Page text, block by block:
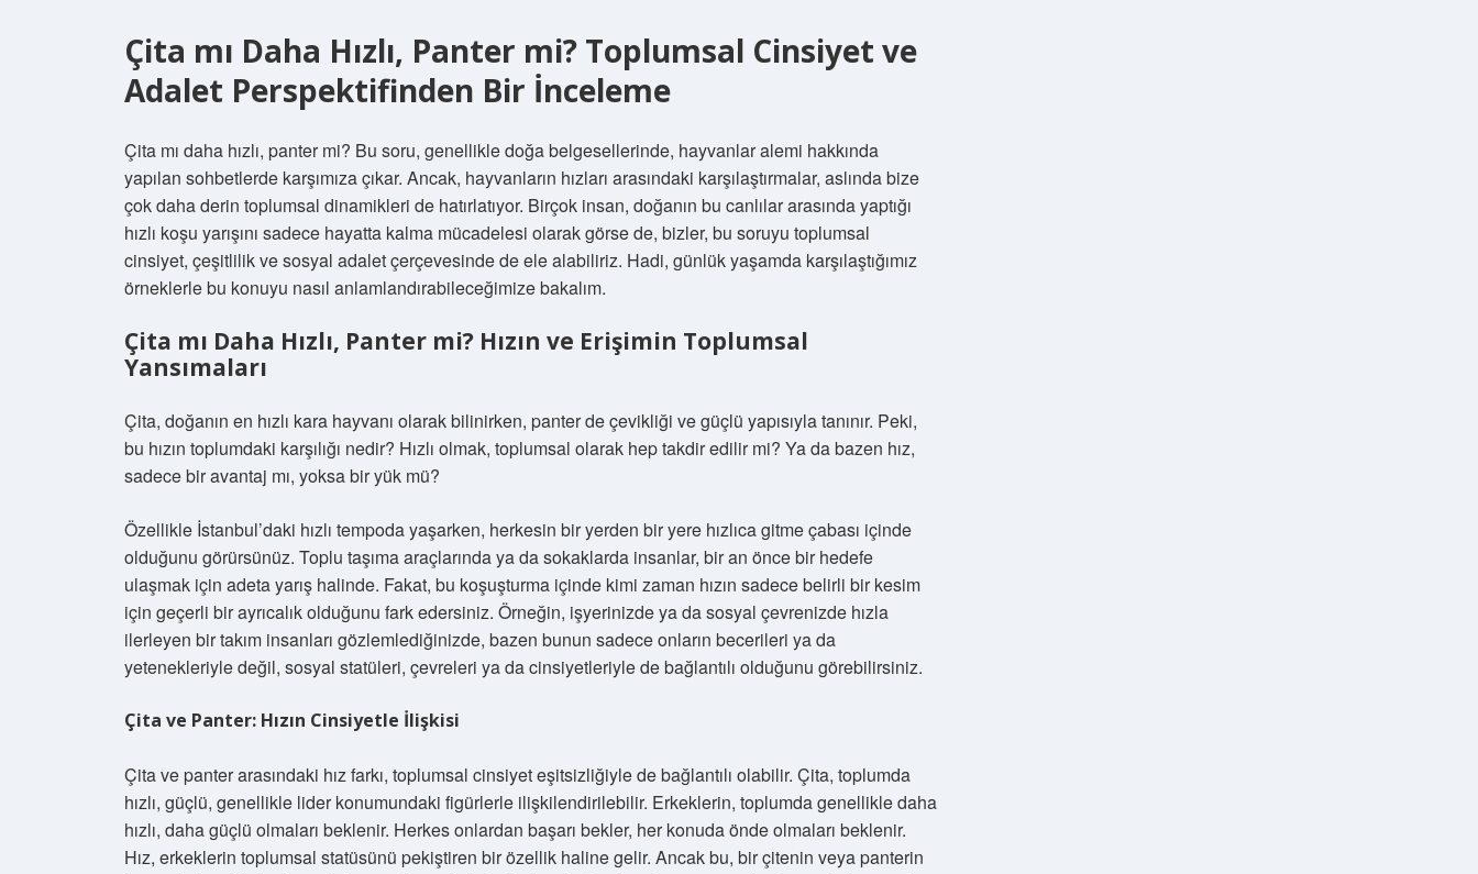
Çita mı Daha Hızlı, Panter mi? Toplumsal Cinsiyet ve
Adalet Perspektifinden Bir İnceleme
Çita mı daha hızlı, panter mi? Bu soru, genellikle doğa belgesellerinde, hayvanlar alemi hakkında
yapılan sohbetlerde karşımıza çıkar. Ancak, hayvanların hızları arasındaki karşılaştırmalar, aslında bize
çok daha derin toplumsal dinamikleri de hatırlatıyor. Birçok insan, doğanın bu canlılar arasında yaptığı
hızlı koşu yarışını sadece hayatta kalma mücadelesi olarak görse de, bizler, bu soruyu toplumsal
cinsiyet, çeşitlilik ve sosyal adalet çerçevesinde de ele alabiliriz. Hadi, günlük yaşamda karşılaştığımız
örneklerle bu konuyu nasıl anlamlandırabileceğimize bakalım.
Çita mı Daha Hızlı, Panter mi? Hızın ve Erişimin Toplumsal
Yansımaları
Çita, doğanın en hızlı kara hayvanı olarak bilinirken, panter de çevikliği ve güçlü yapısıyla tanınır. Peki,
bu hızın toplumdaki karşılığı nedir? Hızlı olmak, toplumsal olarak hep takdir edilir mi? Ya da bazen hız,
sadece bir avantaj mı, yoksa bir yük mü?
Özellikle İstanbul’daki hızlı tempoda yaşarken, herkesin bir yerden bir yere hızlıca gitme çabası içinde
olduğunu görürsünüz. Toplu taşıma araçlarında ya da sokaklarda insanlar, bir an önce bir hedefe
ulaşmak için adeta yarış halinde. Fakat, bu koşuşturma içinde kimi zaman hızın sadece belirli bir kesim
için geçerli bir ayrıcalık olduğunu fark edersiniz. Örneğin, işyerinizde ya da sosyal çevrenizde hızla
ilerleyen bir takım insanları gözlemlediğinizde, bazen bunun sadece onların becerileri ya da
yetenekleriyle değil, sosyal statüleri, çevreleri ya da cinsiyetleriyle de bağlantılı olduğunu görebilirsiniz.
Çita ve Panter: Hızın Cinsiyetle İlişkisi
Çita ve panter arasındaki hız farkı, toplumsal cinsiyet eşitsizliğiyle de bağlantılı olabilir. Çita, toplumda
hızlı, güçlü, genellikle lider konumundaki figürlerle ilişkilendirilebilir. Erkeklerin, toplumda genellikle daha
hızlı, daha güçlü olmaları beklenir. Herkes onlardan başarı bekler, her konuda önde olmaları beklenir.
Hız, erkeklerin toplumsal statüsünü pekiştiren bir özellik haline gelir. Ancak bu, bir çitenin veya panterin